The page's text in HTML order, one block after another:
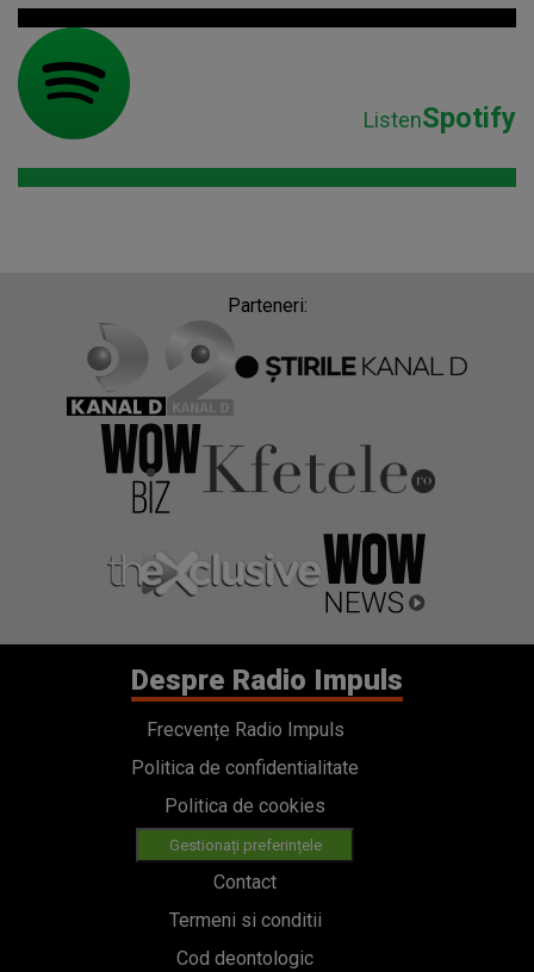
ListenSpotify
Parteneri:
Despre Radio Impuls
Frecvențe Radio Impuls
Politica de confidentialitate
Politica de cookies
Gestionați preferințele
Contact
Termeni si conditii
Cod deontologic